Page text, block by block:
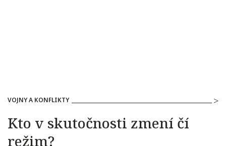
VOJNY A KONFLIKTY
Kto v skutočnosti zmení čí
režim?